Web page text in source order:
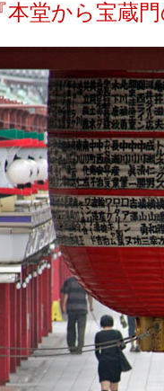
本堂から宝蔵